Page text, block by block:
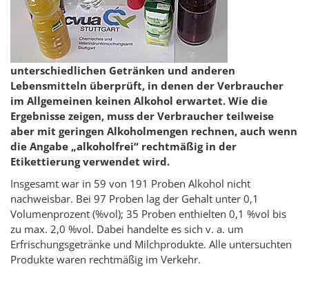
unterschiedlichen Getränken und anderen
Lebensmitteln überprüft, in denen der Verbraucher
im Allgemeinen keinen Alkohol erwartet. Wie die
Ergebnisse zeigen, muss der Verbraucher teilweise
aber mit geringen Alkoholmengen rechnen, auch wenn
die Angabe „alkoholfrei“ rechtmäßig in der
Etikettierung verwendet wird.
Insgesamt war in 59 von 191 Proben Alkohol nicht
nachweisbar. Bei 97 Proben lag der Gehalt unter 0,1
Volumenprozent (%vol); 35 Proben enthielten 0,1 %vol bis
zu max. 2,0 %vol. Dabei handelte es sich v. a. um
Erfrischungsgetränke und Milchprodukte. Alle untersuchten
Produkte waren rechtmäßig im Verkehr.